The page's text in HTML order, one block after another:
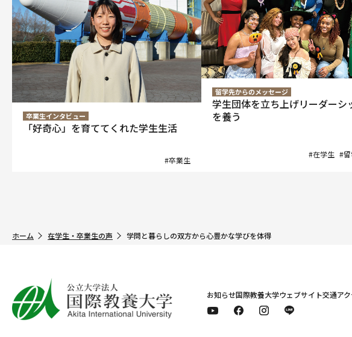
卒業生インタビュー
「好奇心」を育ててくれた学生生活
#卒業生
留学先からのメッセージ
学生団体を立ち上げリーダーシ
を養う
#在学生 #
ホーム 在学生・卒業生の声 学問と暮らしの双方から心豊かな学びを体得
お知らせ国際教養大学ウェブサイト交通ア